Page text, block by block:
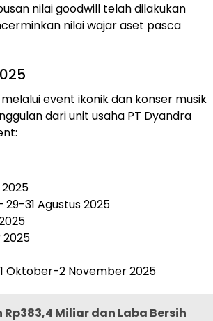
nilai goodwill telah dilakukan
nilai wajar aset pasca
event ikonik dan konser musik
dari unit usaha PT Dyandra
29-31 Agustus 2025
Oktober-2 November 2025
Miliar dan Laba Bersih